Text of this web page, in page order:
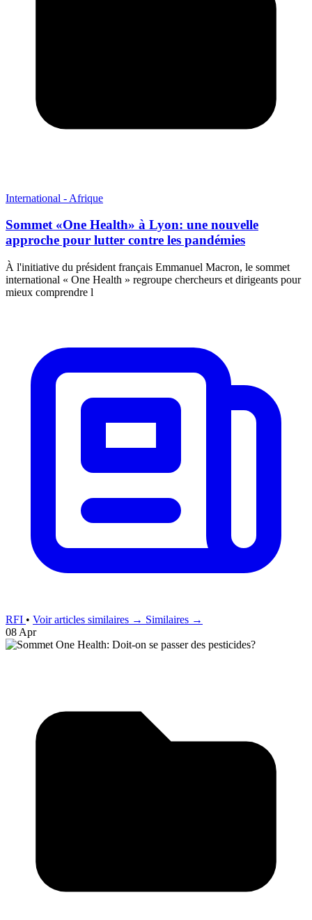
International - Afrique
Sommet «One Health» à Lyon: une nouvelle
approche pour lutter contre les pandémies
À l'initiative du président français Emmanuel Macron, le sommet
international « One Health » regroupe chercheurs et dirigeants pour
mieux comprendre l
RFI • Voir articles similaires → Similaires →
08 Apr